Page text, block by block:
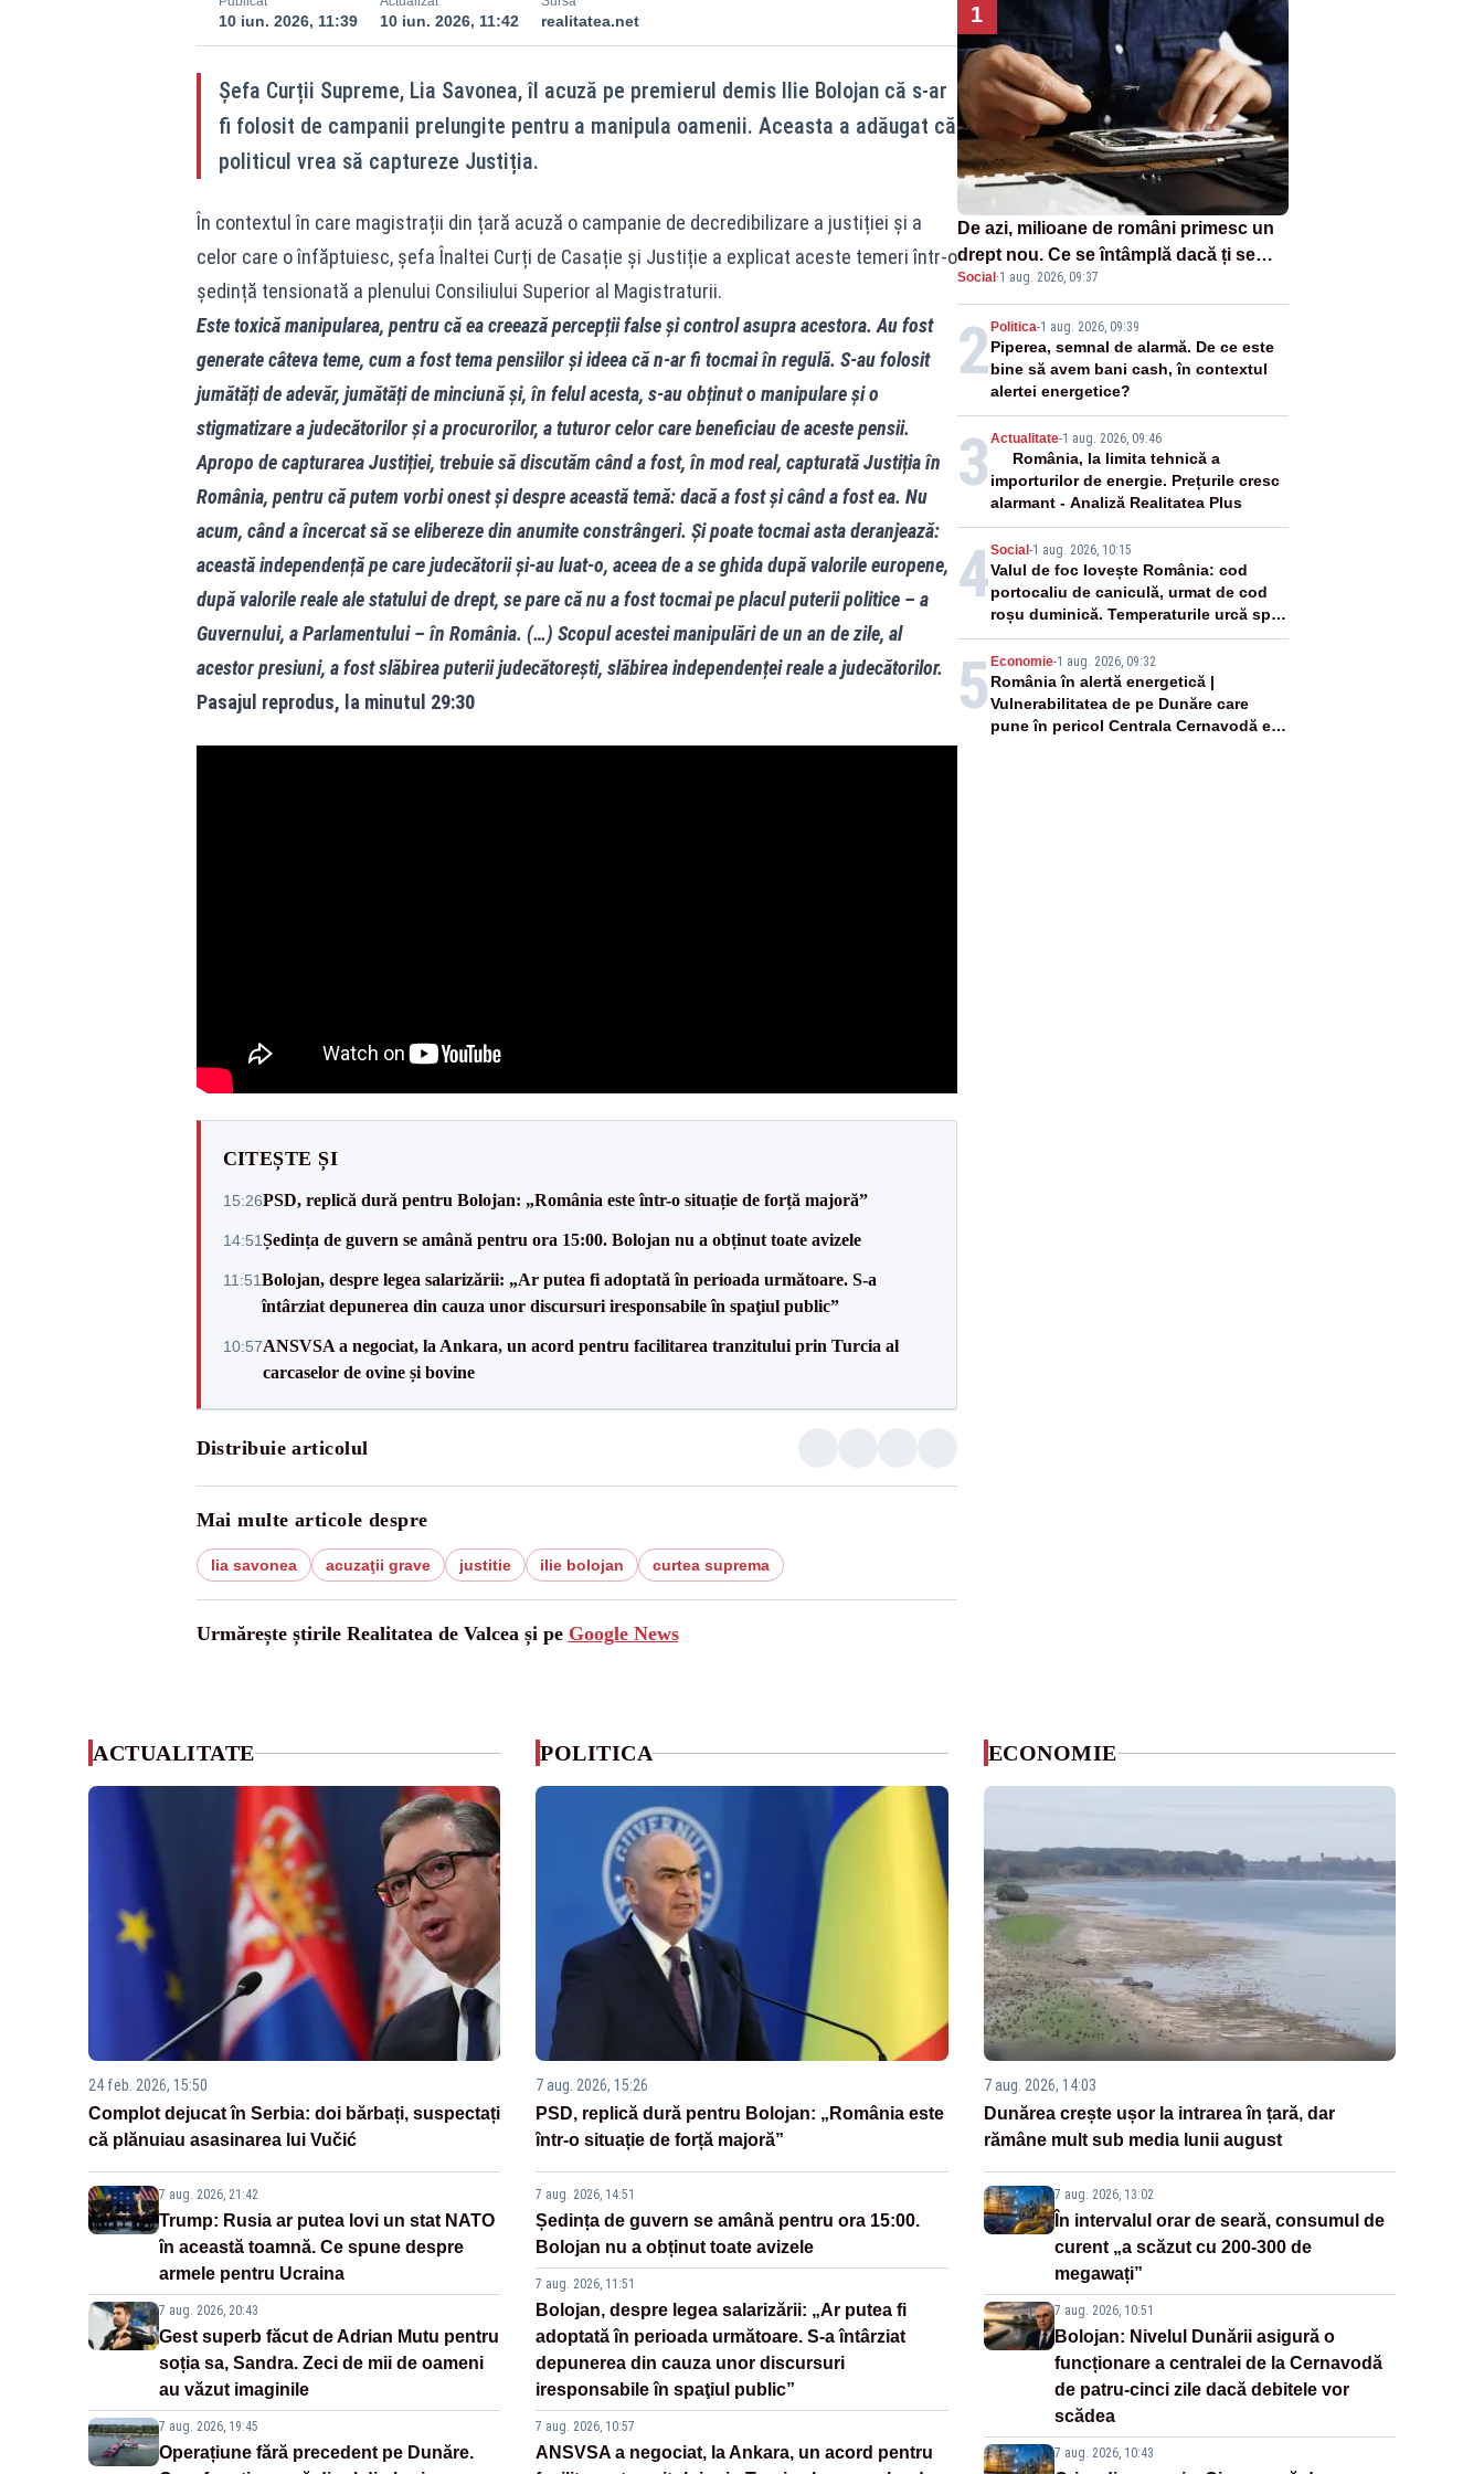
10 iun. 2026, 11:39 10 iun. 2026, 11:42 realitatea.net
Șefa Curții Supreme, Lia Savonea, îl acuză pe premierul demis Ilie Bolojan că s-ar
fi folosit de campanii prelungite pentru a manipula oamenii. Aceasta a adăugat că
politicul vrea să captureze Justiția.
În contextul în care magistrații din țară acuză o campanie de decredibilizare a justiției și a
celor care o înfăptuiesc, șefa Înaltei Curți de Casație și Justiție a explicat aceste temeri într-o
ședință tensionată a plenului Consiliului Superior al Magistraturii.
Este toxică manipularea, pentru că ea creează percepții false și control asupra acestora. Au fost
generate câteva teme, cum a fost tema pensiilor și ideea că n-ar fi tocmai în regulă. S-au folosit
jumătăți de adevăr, jumătăți de minciună și, în felul acesta, s-au obținut o manipulare și o
stigmatizare a judecătorilor și a procurorilor, a tuturor celor care beneficiau de aceste pensii.
Apropo de capturarea Justiției, trebuie să discutăm când a fost, în mod real, capturată Justiția în
România, pentru că putem vorbi onest și despre această temă: dacă a fost și când a fost ea. Nu
acum, când a încercat să se elibereze din anumite constrângeri. Și poate tocmai asta deranjează:
această independență pe care judecătorii și-au luat-o, aceea de a se ghida după valorile europene,
după valorile reale ale statului de drept, se pare că nu a fost tocmai pe placul puterii politice – a
Guvernului, a Parlamentului – în România. (…) Scopul acestei manipulări de un an de zile, al
acestor presiuni, a fost slăbirea puterii judecătorești, slăbirea independenței reale a judecătorilor.
Pasajul reprodus, la minutul 29:30
CITEȘTE ȘI
15:26PSD, replică dură pentru Bolojan: „România este într-o situație de forță majoră”
14:51Ședința de guvern se amână pentru ora 15:00. Bolojan nu a obținut toate avizele
11:51Bolojan, despre legea salarizării: „Ar putea fi adoptată în perioada următoare. S-a
întârziat depunerea din cauza unor discursuri iresponsabile în spaţiul public”
10:57ANSVSA a negociat, la Ankara, un acord pentru facilitarea tranzitului prin Turcia al
carcaselor de ovine și bovine
Distribuie articolul
Mai multe articole despre
lia savonea acuzaţii grave justitie ilie bolojan curtea suprema
Urmărește știrile Realitatea de Valcea și pe Google News
1
De azi, milioane de români primesc un
drept nou. Ce se întâmplă dacă ți se
strică un produs
Social ·1 aug. 2026, 09:37
2 Politica-1 aug. 2026, 09:39
Piperea, semnal de alarmă. De ce este
bine să avem bani cash, în contextul
alertei energetice?
3 Actualitate-1 aug. 2026, 09:46
România, la limita tehnică a
importurilor de energie. Prețurile cresc
alarmant - Analiză Realitatea Plus
4Social -1 aug. 2026, 10:15
Valul de foc lovește România: cod
portocaliu de caniculă, urmat de cod
roșu duminică. Temperaturile urcă spre
40°C
5 Economie-1 aug. 2026, 09:32
România în alertă energetică |
Vulnerabilitatea de pe Dunăre care
pune în pericol Centrala Cernavodă era
ACTUALITATE
24 feb. 2026, 15:50
Complot dejucat în Serbia: doi bărbați, suspectați
că plănuiau asasinarea lui Vučić
7 aug. 2026, 21:42
Trump: Rusia ar putea lovi un stat NATO
în această toamnă. Ce spune despre
armele pentru Ucraina
7 aug. 2026, 20:43
Gest superb făcut de Adrian Mutu pentru
soția sa, Sandra. Zeci de mii de oameni
au văzut imaginile
7 aug. 2026, 19:45
Operațiune fără precedent pe Dunăre.
POLITICA
7 aug. 2026, 15:26
PSD, replică dură pentru Bolojan: „România este
într-o situație de forță majoră”
7 aug. 2026, 14:51
Ședința de guvern se amână pentru ora 15:00.
Bolojan nu a obținut toate avizele
7 aug. 2026, 11:51
Bolojan, despre legea salarizării: „Ar putea fi
adoptată în perioada următoare. S-a întârziat
depunerea din cauza unor discursuri
iresponsabile în spaţiul public”
7 aug. 2026, 10:57
ANSVSA a negociat, la Ankara, un acord pentru
ECONOMIE
7 aug. 2026, 14:03
Dunărea crește ușor la intrarea în țară, dar
rămâne mult sub media lunii august
7 aug. 2026, 13:02
În intervalul orar de seară, consumul de
curent „a scăzut cu 200-300 de
megawați”
7 aug. 2026, 10:51
Bolojan: Nivelul Dunării asigură o
funcționare a centralei de la Cernavodă
de patru-cinci zile dacă debitele vor
scădea
7 aug. 2026, 10:43